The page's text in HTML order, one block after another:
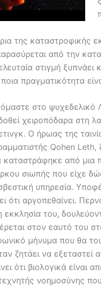
της καταστροφικής
από την
στιγμή
πραγματικότητα
στο ψυχεδελικό
χειροπόδαρα στη
Ο ήρωας της
Qohen Leth,
καταστράφηκε από μια
σιωπής που είχε
υπηρεσία.
ότι αργοπεθαίνει.
εκκλησία του,
στον εαυτό του
μήνυμα που θα
ζητάει να εξεταστεί
ότι βιολογικά είναι
νοημοσύνης